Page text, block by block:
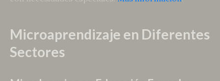
Microaprendizaje en Diferentes
Sectores